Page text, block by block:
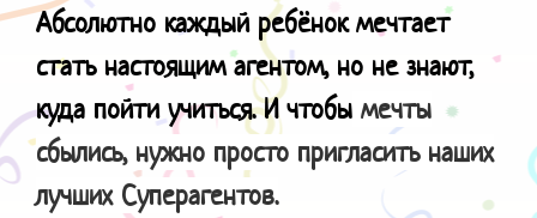
Абсолютно каждый ребёнок мечтает
стать настоящим агентом, но не знают,
куда пойти учиться. И чтобы мечты
сбылись, нужно просто пригласить наших
лучших Суперагентов.